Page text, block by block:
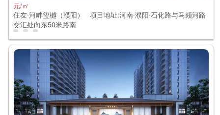
元/㎡
住友·河畔玺樾（濮阳） 项目地址:河南·濮阳·石化路与马颊河路
交汇处向东50米路南